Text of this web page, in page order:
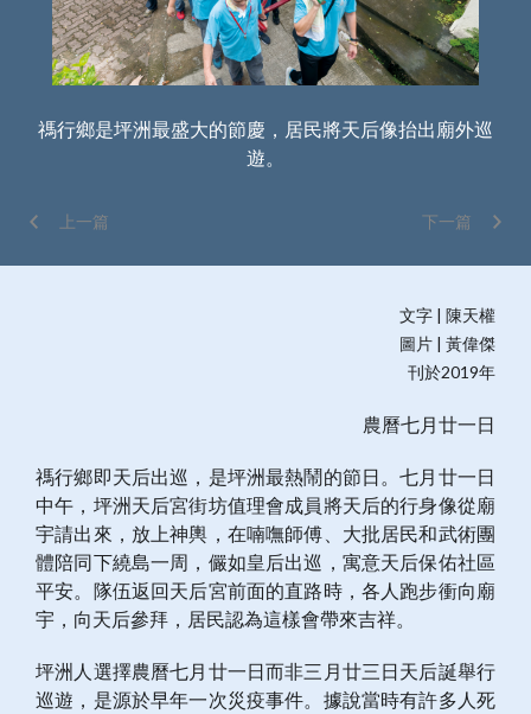
禡行鄉是坪洲最盛大的節慶，居民將天后像抬出廟外巡
遊。
下一篇
上一篇
文字 | 陳天權
圖片 | 黃偉傑
刊於2019年
農曆七月廿一日
禡行鄉即天后出巡，是坪洲最熱鬧的節日。七月廿一日
中午，坪洲天后宮街坊值理會成員將天后的行身像從廟
宇請出來，放上神輿，在喃嘸師傅、大批居民和武術團
體陪同下繞島一周，儼如皇后出巡，寓意天后保佑社區
平安。隊伍返回天后宮前面的直路時，各人跑步衝向廟
宇，向天后參拜，居民認為這樣會帶來吉祥。
坪洲人選擇農曆七月廿一日而非三月廿三日天后誕舉行
巡遊，是源於早年一次災疫事件。據說當時有許多人死